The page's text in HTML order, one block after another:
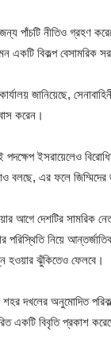
পাঁচটি নীতিও গ্রহণ
একটি বিকল্প বেসামরিক
জানিয়েছে,
করেন।
পদক্ষেপ ইসরায়েলেও
বলছে, এর ফলে
আগে দেশটির সামরিক
পরিস্থিতি নিয়ে
হওয়ার ঝুঁকিতেও ফেলবে।
শহর দখলের অনুমোদিত
একটি বিবৃতি প্রকাশ